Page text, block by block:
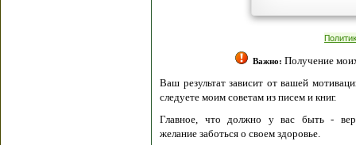
Важно: Получение
Ваш результат зависит от вашей
следуете моим советам из писем и книг.
Главное, что должно у вас быть -
желание заботься о своем здоровье.